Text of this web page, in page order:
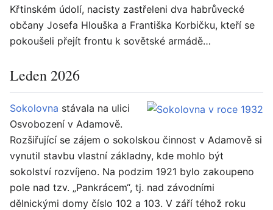
Křtinském údolí, nacisty zastřeleni dva habrůvecké
občany Josefa Hlouška a Františka Korbičku, kteří se
pokoušeli přejít frontu k sovětské armádě…
Leden 2026
Sokolovna stávala na ulici
Osvobození v Adamově.
Rozšiřující se zájem o sokolskou činnost v Adamově si
vynutil stavbu vlastní základny, kde mohlo být
sokolství rozvíjeno. Na podzim 1921 bylo zakoupeno
pole nad tzv. „Pankrácem“, tj. nad závodními
dělnickými domy číslo 102 a 103. V září téhož roku